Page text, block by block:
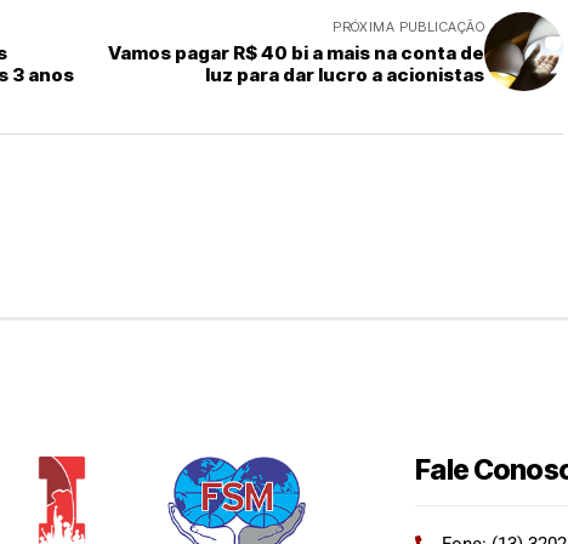
3 anos
PRÓXIMA PUBLICAÇÃO
Vamos pagar R$ 40 bi a mais na conta de
luz para dar lucro a acionistas
Fale